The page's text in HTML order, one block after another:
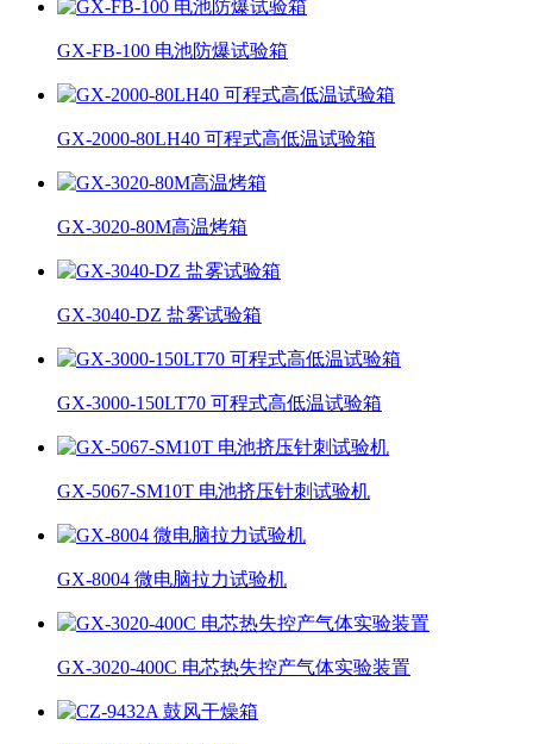
GX-FB-100 电池防爆试验箱
GX-2000-80LH40 可程式高低温试验箱
GX-3020-80M高温烤箱
GX-3040-DZ 盐雾试验箱
GX-3000-150LT70 可程式高低温试验箱
GX-5067-SM10T 电池挤压针刺试验机
GX-8004 微电脑拉力试验机
GX-3020-400C 电芯热失控产气体实验装置